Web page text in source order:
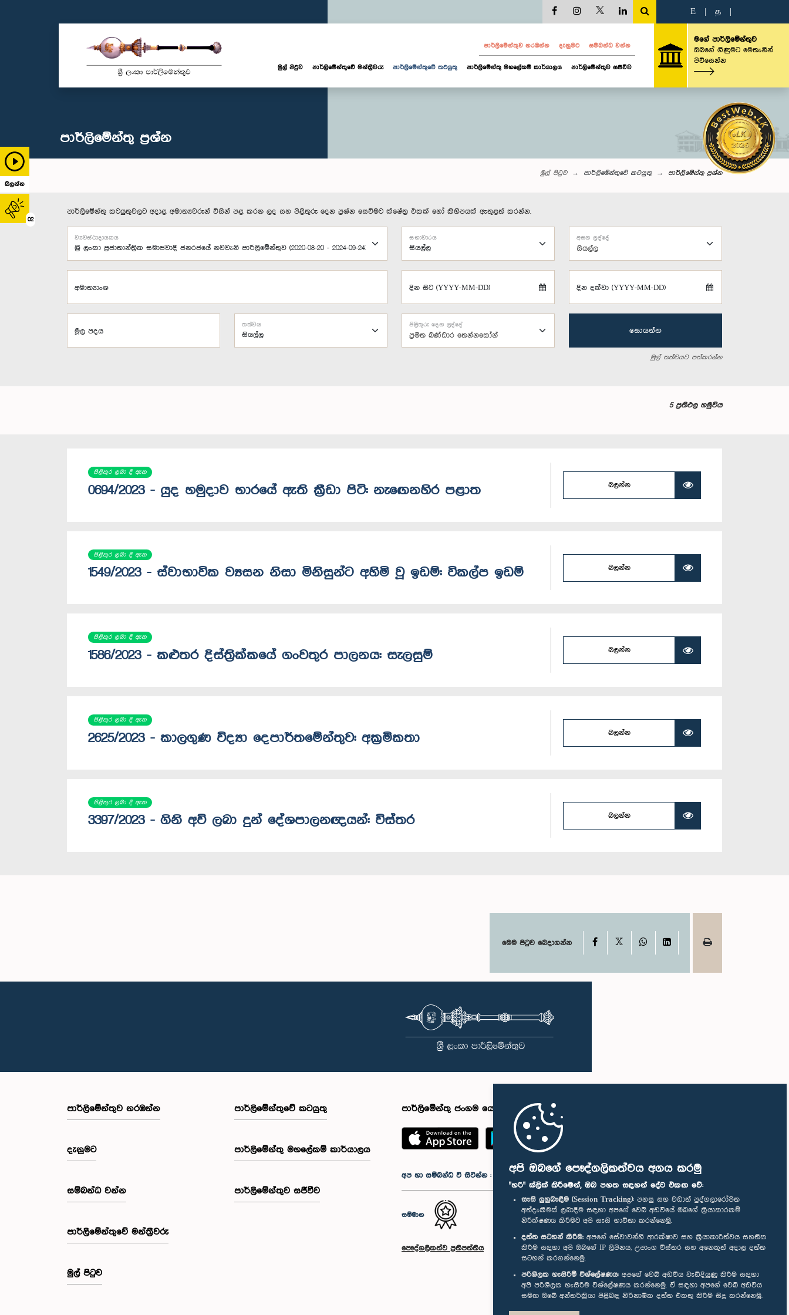
අපි ඔබගේ පෞද්ගලිකත්වය අගය කරමු
"හරි" ක්ලික් කිරීමෙන්, ඔබ පහත සඳහන් දේට එකඟ වේ:
සැසි ලුහුබැඳීම (Session Tracking): පහසු සහ වඩාත් පුද්ගලාරෝපිත
අත්දැකීමක් ලබාදීම සඳහා අපගේ වෙබ් අඩවියේ ඔබගේ ක්‍රියාකාරකම්
නිරීක්ෂණය කිරීමට අපි සැසි භාවිතා කරන්නෙමු.
දත්ත සටහන් කිරීම: අපගේ සේවාවන්හි ආරක්ෂාව සහ ක්‍රියාකාරීත්වය සහතික
කිරීම සඳහා අපි ඔබගේ IP ලිපිනය, උපාංග විස්තර සහ අනෙකුත් අදාළ දත්ත
සටහන් කරගන්නෙමු.
පරිශීලක හැසිරීම් විශ්ලේෂණය: අපගේ වෙබ් අඩවිය වැඩිදියුණු කිරීම සඳහා
අපි පරිශීලක හැසිරීම විශ්ලේෂණය කරන්නෙමු. ඒ සඳහා අපගේ වෙබ් අඩවිය
සමඟ ඔබේ අන්තර්ක්‍රියා පිළිබඳ නිර්නාමික දත්ත එකතු කිරීම සිදු කරන්නෙමු.
බලන්න
02
E த
පාර්ලි‌මේන්තුව නරඹන්න දැනුමට සම්බන්ධ වන්න
මුල් පිටුව පාර්ලි‌මේන්තුවේ මන්ත්‍රීවරු පාර්ලිමේන්තුවේ කටයුතු පාර්ලිමේන්තු මහලේකම් කාර්යාලය පාර්ලිමේන්තුව සජීවීව
මගේ පාර්ලිමේන්තුව
ඔබගේ ගිණුමට මෙතැනින්
පිවිසෙන්න
පාර්ලි‌මේන්තු‌ ප්‍රශ්න
මුල් පිටුව පාර්ලිමේන්තුවේ කටයුතු පාර්ලි‌මේන්තු‌ ප්‍රශ්න
පාර්ලිමේන්තු කටයුතුවලට අදාළ අමාත්‍යවරුන් විසින් පළ කරන ලද සහ පිළිතුරු දෙන ප්‍රශ්න සෙවීමට ක්ෂේත්‍ර එකක් හෝ කිහිපයක් ඇතුළත් කරන්න.
ව්‍යවස්ථාදායකය සභාවාරය
සියල්ල
අසන ලද්දේ
අමාත්‍යාංශ දින සිට (YYYY-MM-DD) දින දක්වා (YYYY-MM-DD)
මූල පදය
තත්වය
ප්‍රමිත බණ්ඩාර තෙන්නකෝන්
පිළිතුරු දෙන ලද්දේ
සොයන්න
මුල් තත්වයට පත්කරන්න
5 ප්‍රතිඵල හමුවිය
පිළිතුර ලබා දී ඇත
0694/2023 - යුද හමුදාව භාරයේ ඇති ක්‍රීඩා පිටි: නැ‍ඟෙනහිර පළාත බලන්න
පිළිතුර ලබා දී ඇත
1549/2023 - ස්වාභාවික ව්‍යසන නිසා මිනිසුන්ට අහිමි වූ ඉඩම්: විකල්ප ඉඩම් බලන්න
පිළිතුර ලබා දී ඇත
1586/2023 - කළුතර දිස්ත්‍රික්කයේ ගංවතුර පාලනය: සැලසුම් බලන්න
පිළිතුර ලබා දී ඇත
2625/2023 - කාලගුණ විද්‍යා දෙපාර්තමේන්තුව: අක්‍රමිකතා බලන්න
පිළිතුර ලබා දී ඇත
3397/2023 - ගිනි අවි ලබා දුන් දේශපාලනඥයන්: විස්තර බලන්න
මෙම පිටුව බෙදාගන්න Facebook WhatsAppLinkedIn
පාර්ලි‌මේන්තුව නරඹන්න
දැනුමට
සම්බන්ධ වන්න
පාර්ලි‌මේන්තුවේ මන්ත්‍රීවරු
මුල් පිටුව
පාර්ලිමේන්තුවේ කටයුතු
පාර්ලිමේන්තු මහලේකම් කාර්යාලය
පාර්ලිමේන්තුව සජීවීව
පාර්ලිමේන්තු ජංගම යෙදුම
අප හා සම්බන්ධ වී සිටින්න :
සම්මාන
පෞද්ගලිකත්ව ප්‍රතිපත්තිය